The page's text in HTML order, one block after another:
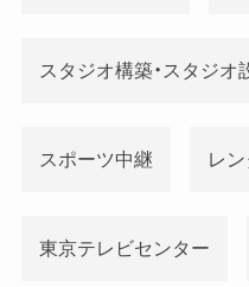
スタジオ構築・スタジオ
スポーツ中継 レ
東京テレビセンター